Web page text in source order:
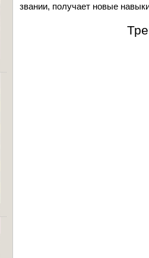
звании, получает новые